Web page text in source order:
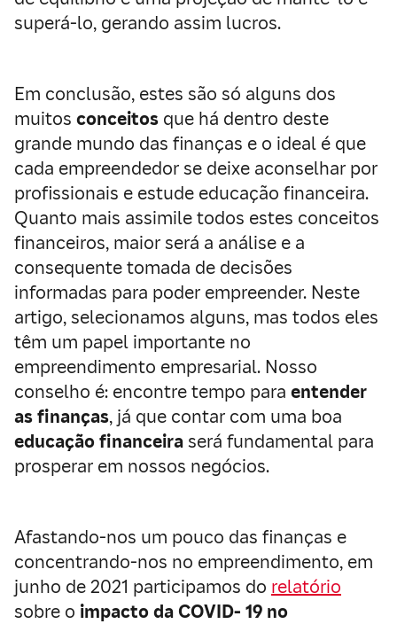
superá-lo, gerando assim lucros.
Em conclusão, estes são só alguns dos
muitos conceitos que há dentro deste
grande mundo das finanças e o ideal é que
cada empreendedor se deixe aconselhar por
profissionais e estude educação financeira.
Quanto mais assimile todos estes conceitos
financeiros, maior será a análise e a
consequente tomada de decisões
informadas para poder empreender. Neste
artigo, selecionamos alguns, mas todos eles
têm um papel importante no
empreendimento empresarial. Nosso
conselho é: encontre tempo para entender
as finanças, já que contar com uma boa
educação financeiraserá fundamental para
prosperar em nossos negócios.
Afastando-nos um pouco das finanças e
concentrando-nos no empreendimento, em
junho de 2021 participamos do relatório
sobre o impacto da COVID- 19 no